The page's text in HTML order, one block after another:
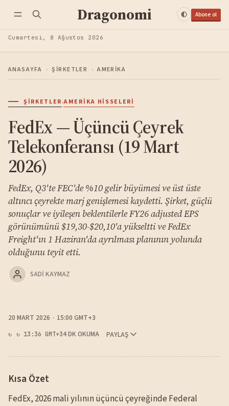
Dragonomi Abone ol
Cumartesi, 8 Ağustos 2026
ANASAYFA › ŞIRKETLER › AMERIKA
ŞIRKETLER·AMERIKA HISSELERI
FedEx — Üçüncü Çeyrek
Telekonferansı (19 Mart
2026)
FedEx, Q3'te FEC'de %10 gelir büyümesi ve üst üste
altıncı çeyrekte marj genişlemesi kaydetti. Şirket, güçlü
sonuçlar ve iyileşen beklentilerle FY26 adjusted EPS
görünümünü $19,30-$20,10'a yükseltti ve FedEx
Freight'ın 1 Haziran'da ayrılması planının yolunda
olduğunu teyit etti.
SADI KAYMAZ
20 MART 2026 15:00 GMT+3
↻ 13:36 GMT+34 DK OKUMA PAYLAŞ
Kısa Özet
FedEx, 2026 mali yılının üçüncü çeyreğinde Federal